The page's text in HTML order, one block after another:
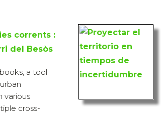
corrents :
del Besòs
a tool
various
cross-